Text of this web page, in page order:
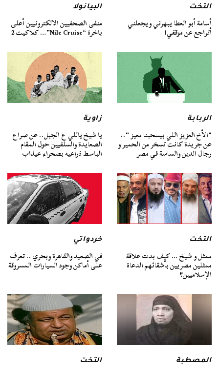
التخت
أسامة أبو العطا يبهرني ويجعلني
أتراجع عن موقفي!
البيانولا
منفى الصحفيين الالكترونيين أعلى
باخرة “Nile Cruise”… كلاكيت 2‬
الربابة
“الأخ العزيز اللي بيسحبنا معيز “..
عن جريدة كانت تسخر من الحمير و
رجال الدين والساسة في مصر
زاوية
يا شيخ ياللي ع الجبل.. عن صراع
الصعايدة والسلفيين حول المقام
الباسط ذراعيه بصحراء عيذاب
التخت
ممثل و شيخ … كيف بدت علاقة
ممثلين مصريين بأشقائهم الدعاة
الإسلاميين؟
خردواتي
في الصعيد والقاهرة وبحري .. تعرف
على أماكن وجود السيارات المسروقة
المصطبة التخت